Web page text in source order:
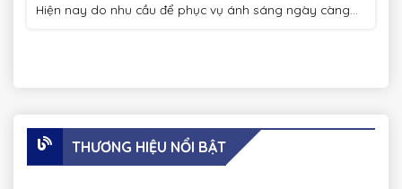
Hiện nay do nhu cầu để phục vụ ánh sáng ngày càng...
THƯƠNG HIỆU NỔI BẬT